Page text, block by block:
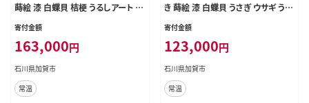
蒔絵 漆 白蝶貝 桔梗 うるしアート ハ
ンドメイド ブローチ アクセサリー ギ
復興 震災 コロナ 能登半島地震復興
支援 北陸新幹線 F6P-1513
寄付金額
163,000円
石川県加賀市
常温
き 蒔絵 漆 白蝶貝 うさぎ ウサギ うる
しアート ブローチ アクセサリー ギフ
興 震災 コロナ 能登半島地震復興支
援 北陸新幹線 F6P-1515
寄付金額
123,000円
石川県加賀市
常温